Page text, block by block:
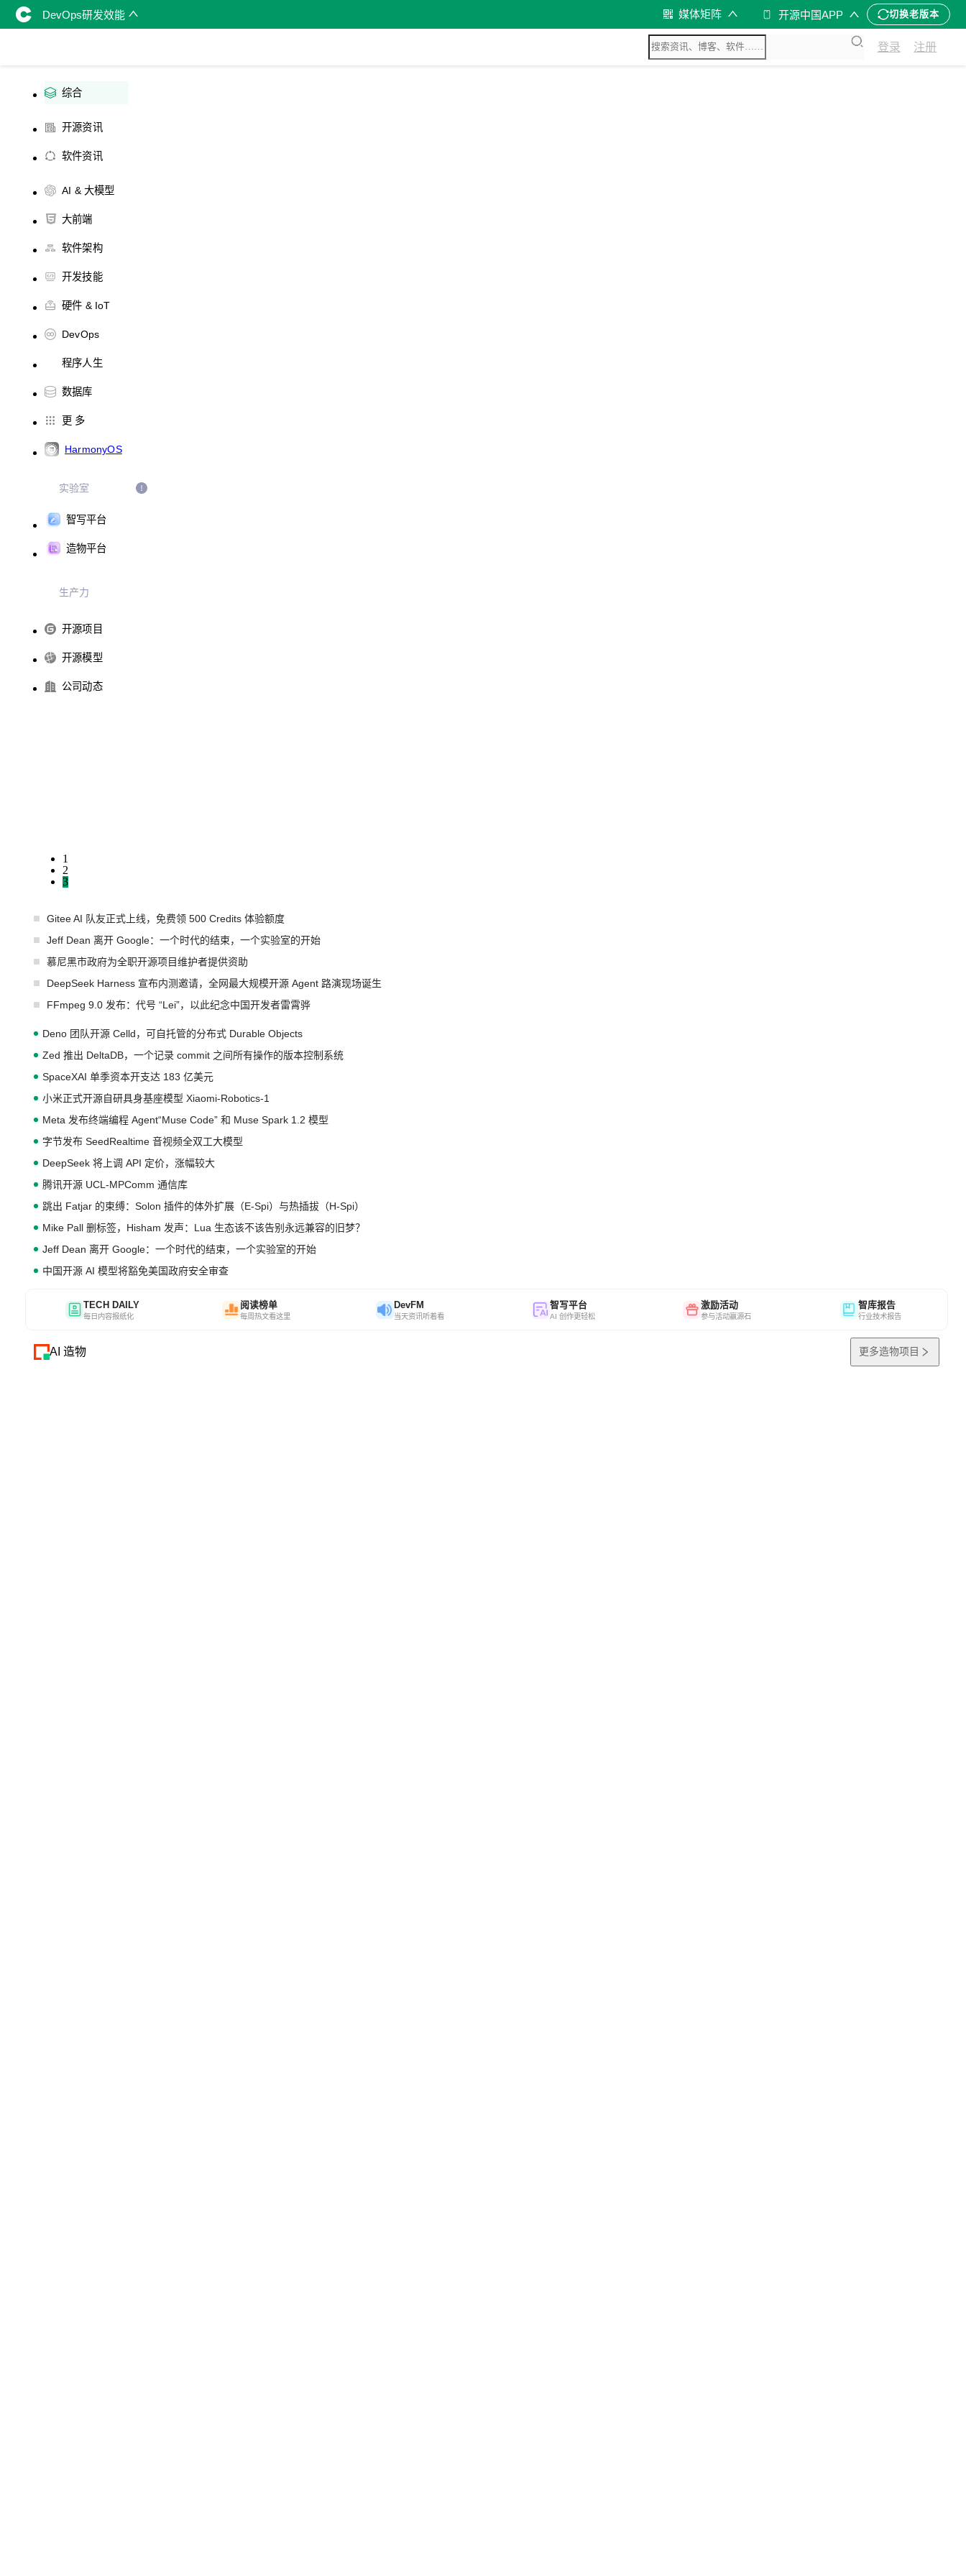
DevOps研发效能 媒体矩阵 开源中国APP 切换老版本
登录 注册
综合
开源资讯
软件资讯
AI & 大模型
大前端
软件架构
开发技能
硬件 & IoT
DevOps
程序人生
数据库
更 多
HarmonyOS
实验室
智写平台
造物平台
生产力
开源项目
开源模型
公司动态
1
2
3
Gitee AI 队友正式上线，免费领 500 Credits 体验额度
Jeff Dean 离开 Google：一个时代的结束，一个实验室的开始
慕尼黑市政府为全职开源项目维护者提供资助
DeepSeek Harness 宣布内测邀请，全网最大规模开源 Agent 路演现场诞生
FFmpeg 9.0 发布：代号 “Lei”，以此纪念中国开发者雷霄骅
Deno 团队开源 Celld，可自托管的分布式 Durable Objects
Zed 推出 DeltaDB，一个记录 commit 之间所有操作的版本控制系统
SpaceXAI 单季资本开支达 183 亿美元
小米正式开源自研具身基座模型 Xiaomi-Robotics-1
Meta 发布终端编程 Agent“Muse Code” 和 Muse Spark 1.2 模型
字节发布 SeedRealtime 音视频全双工大模型
DeepSeek 将上调 API 定价，涨幅较大
腾讯开源 UCL-MPComm 通信库
跳出 Fatjar 的束缚：Solon 插件的体外扩展（E-Spi）与热插拔（H-Spi）
Mike Pall 删标签，Hisham 发声：Lua 生态该不该告别永远兼容的旧梦？
Jeff Dean 离开 Google：一个时代的结束，一个实验室的开始
中国开源 AI 模型将豁免美国政府安全审查
TECH DAILY
每日内容报纸化
阅读榜单
每周热文看这里
DevFM
当天资讯听着看
智写平台
AI 创作更轻松
激励活动
参与活动赢源石
智库报告
行业技术报告
AI 造物 更多造物项目